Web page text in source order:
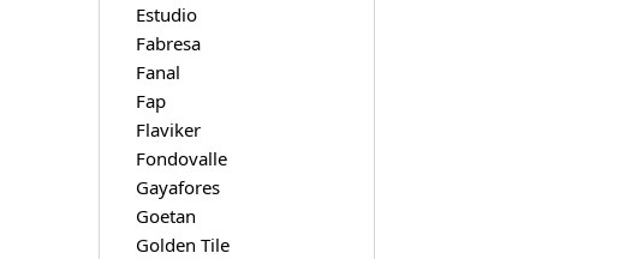
Estudio
Fabresa
Fanal
Fap
Flaviker
Fondovalle
Gayafores
Goetan
Golden Tile